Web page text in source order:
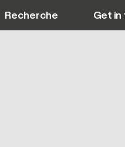
Get in